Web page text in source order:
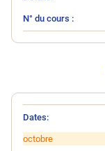
DatesIntitulé
octobre